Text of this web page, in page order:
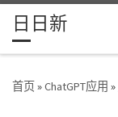
Skip to content
日日新
首页»ChatGPT应用 »